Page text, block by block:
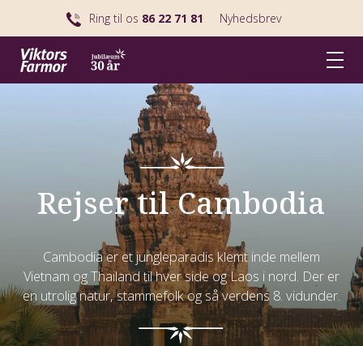
Ring til os 86 22 71 81 Nyhedsbrev
Rejser til Cambodia
Cambodia er et jungleparadis klemt inde mellem
Vietnam og Thailand til hver side og Laos i nord. Der er
en utrolig natur, stammefolk og så verdens 8. vidunder.